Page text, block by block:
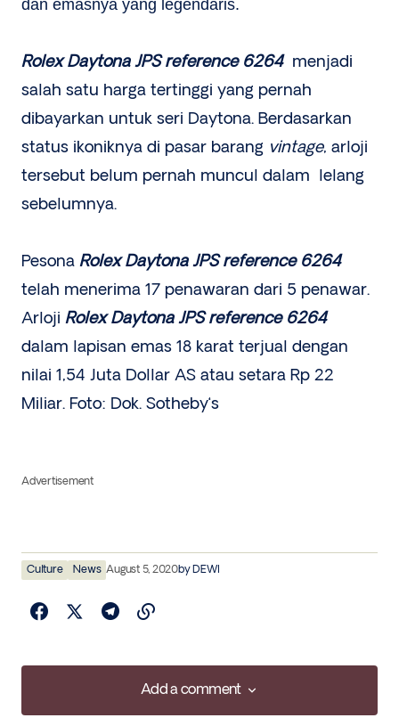
dan emasnya yang legendaris.
Rolex Daytona JPS reference 6264menjadi
salah satu harga tertinggi yang pernah
dibayarkan untuk seri Daytona. Berdasarkan
status ikoniknya di pasar barang vintage, arloji
tersebut belum pernah muncul dalam lelang
sebelumnya.
Pesona Rolex Daytona JPS reference 6264
telah menerima 17 penawaran dari 5 penawar.
Arloji Rolex Daytona JPS reference 6264
dalam lapisan emas 18 karat terjual dengan
nilai 1,54 Juta Dollar AS atau setara Rp 22
Miliar. Foto: Dok. Sotheby‘s
Advertisement
Culture News August 5, 2020byDEWI
Add a comment
Add a comment